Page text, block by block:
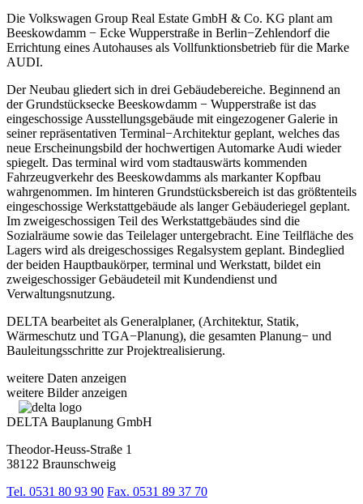
Die Volkswagen Group Real Estate GmbH & Co. KG plant am
Beeskowdamm − Ecke Wupperstraße in Berlin−Zehlendorf die
Errichtung eines Autohauses als Vollfunktionsbetrieb für die Marke
AUDI.
Der Neubau gliedert sich in drei Gebäudebereiche. Beginnend an
der Grundstücksecke Beeskowdamm − Wupperstraße ist das
eingeschossige Ausstellungsgebäude mit eingezogener Galerie in
seiner repräsentativen Terminal−Architektur geplant, welches das
neue Erscheinungsbild der hochwertigen Automarke Audi wieder
spiegelt. Das terminal wird vom stadtauswärts kommenden
Fahrzeugverkehr des Beeskowdamms als markanter Kopfbau
wahrgenommen. Im hinteren Grundstücksbereich ist das größtenteils
eingeschossige Werkstattgebäude als langer Gebäuderiegel geplant.
Im zweigeschossigen Teil des Werkstattgebäudes sind die
Sozialräume sowie das Teilelager untergebracht. Eine Teilfläche des
Lagers wird als dreigeschossiges Regalsystem geplant. Bindeglied
der beiden Hauptbaukörper, terminal und Werkstatt, bildet ein
zweigeschossiger Gebäudeteil mit Kundendienst und
Verwaltungsnutzung.
DELTA bearbeitet als Generalplaner, (Architektur, Statik,
Wärmeschutz und TGA−Planung), die gesamten Planung− und
Bauleitungsschritte zur Projektrealisierung.
weitere Daten anzeigen
weitere Bilder anzeigen
DELTA Bauplanung GmbH
Theodor-Heuss-Straße 1
38122 Braunschweig
Tel. 0531 80 93 90 Fax. 0531 89 37 70